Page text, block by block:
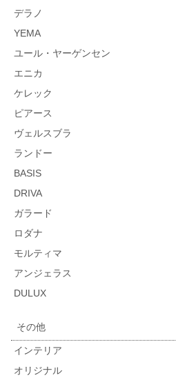
デラノ
YEMA
ユール・ヤーゲンセン
エニカ
ケレック
ピアース
ヴェルスブラ
ランドー
BASIS
DRIVA
ガラード
ロダナ
モルティマ
アンジェラス
DULUX
その他
インテリア
オリジナル